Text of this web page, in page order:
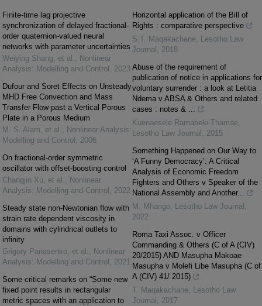
Finite-time lag projective
synchronization of delayed fractional-
order quaternion-valued neural
networks with parameter uncertainties
Weiying Shang, et al. , Nonlinear
Analysis: Modelling and Control , 2023
Dufour and Soret Effects on Unsteady
MHD Free Convection and Mass
Transfer Flow past a Vertical Porous
Plate in a Porous Medium
M. S. Alam, et al. , Nonlinear Analysis:
Modelling and Control , 2006
On fractional-order symmetric
oscillator with offset-boosting control
Changjin Xu, et al. , Nonlinear
Analysis: Modelling and Control , 2022
Steady state non-Newtonian flow with
strain rate dependent viscosity in
domains with cylindrical outlets to
infinity
Grigory Panasenko, et al. , Nonlinear
Analysis: Modelling and Control , 2021
Some critical remarks on “Some new
fixed point results in rectangular
metric spaces with an application to
Horizontal application of the Bill of
Rights : comparative perspective
S.T. Maqakachane, Lesotho Law
Journal , 2018
Abuse of the requirement of
publication of notice in applications for
voluntary surrender : a look at Letitia
Ndema v ABSA & Others and related
cases : notes & ...
Kuenaesele Ramabele-Thamae,
Lesotho Law Journal , 2015
Something Happened on Our Way to
‘A Funny Democracy’: A Critical
Analysis of Economic Freedom
Fighters and Others v Speaker of the
National Assembly and Another...
M. Mhango, Lesotho Law Journal ,
2022
Roma Taxi Assoc. v Officer
Commanding & Others (C of A (CIV)
20/2015) AND Masupha Makoae
Masupha v Molefi Libe Masupha (C of
A (CIV) 41/ 2015)
T. Maqakachane, Lesotho Law
Journal , 2017